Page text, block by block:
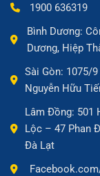
1900 636319
Bình Dương:
Dương, Hiệp
Sài Gòn: 1075/9
Nguyễn Hữu
Lâm Đồng: 501
Lộc – 47 Phan
Đà Lạt